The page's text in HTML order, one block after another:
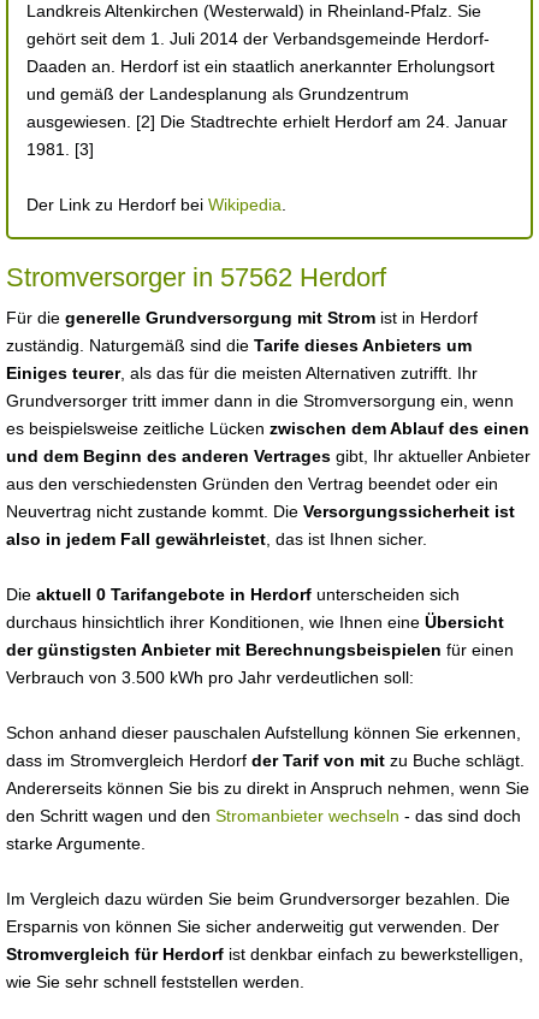
Landkreis Altenkirchen (Westerwald) in Rheinland-Pfalz. Sie
gehört seit dem 1. Juli 2014 der Verbandsgemeinde Herdorf-
Daaden an. Herdorf ist ein staatlich anerkannter Erholungsort
und gemäß der Landesplanung als Grundzentrum
ausgewiesen. [2] Die Stadtrechte erhielt Herdorf am 24. Januar
1981. [3]
Der Link zu Herdorf bei Wikipedia
Stromversorger in 57562 Herdorf
Für die generelle Grundversorgung mit Strom ist in Herdorf
zuständig. Naturgemäß sind die Tarife dieses Anbieters um
Einiges teurer, als das für die meisten Alternativen zutrifft. Ihr
Grundversorger tritt immer dann in die Stromversorgung ein, wenn
es beispielsweise zeitliche Lücken zwischen dem Ablauf des einen
und dem Beginn des anderen Vertrages gibt, Ihr aktueller Anbieter
aus den verschiedensten Gründen den Vertrag beendet oder ein
Neuvertrag nicht zustande kommt. Die Versorgungssicherheit ist
also in jedem Fall gewährleistet , das ist Ihnen sicher.
Die aktuell 0 Tarifangebote in Herdorf unterscheiden sich
durchaus hinsichtlich ihrer Konditionen, wie Ihnen eine Übersicht
der günstigsten Anbieter mit Berechnungsbeispielen für einen
Verbrauch von 3.500 kWh pro Jahr verdeutlichen soll:
Schon anhand dieser pauschalen Aufstellung können Sie erkennen,
dass im Stromvergleich Herdorf der Tarif von mit zu Buche schlägt.
Andererseits können Sie bis zu direkt in Anspruch nehmen, wenn Sie
den Schritt wagen und den Stromanbieter wechseln - das sind doch
starke Argumente.
Im Vergleich dazu würden Sie beim Grundversorger bezahlen. Die
Ersparnis von können Sie sicher anderweitig gut verwenden. Der
Stromvergleich für Herdorf ist denkbar einfach zu bewerkstelligen,
wie Sie sehr schnell feststellen werden.